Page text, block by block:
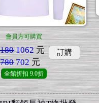
會員方可購買
1062 元
780702 元
訂購
全館折扣 9.0折